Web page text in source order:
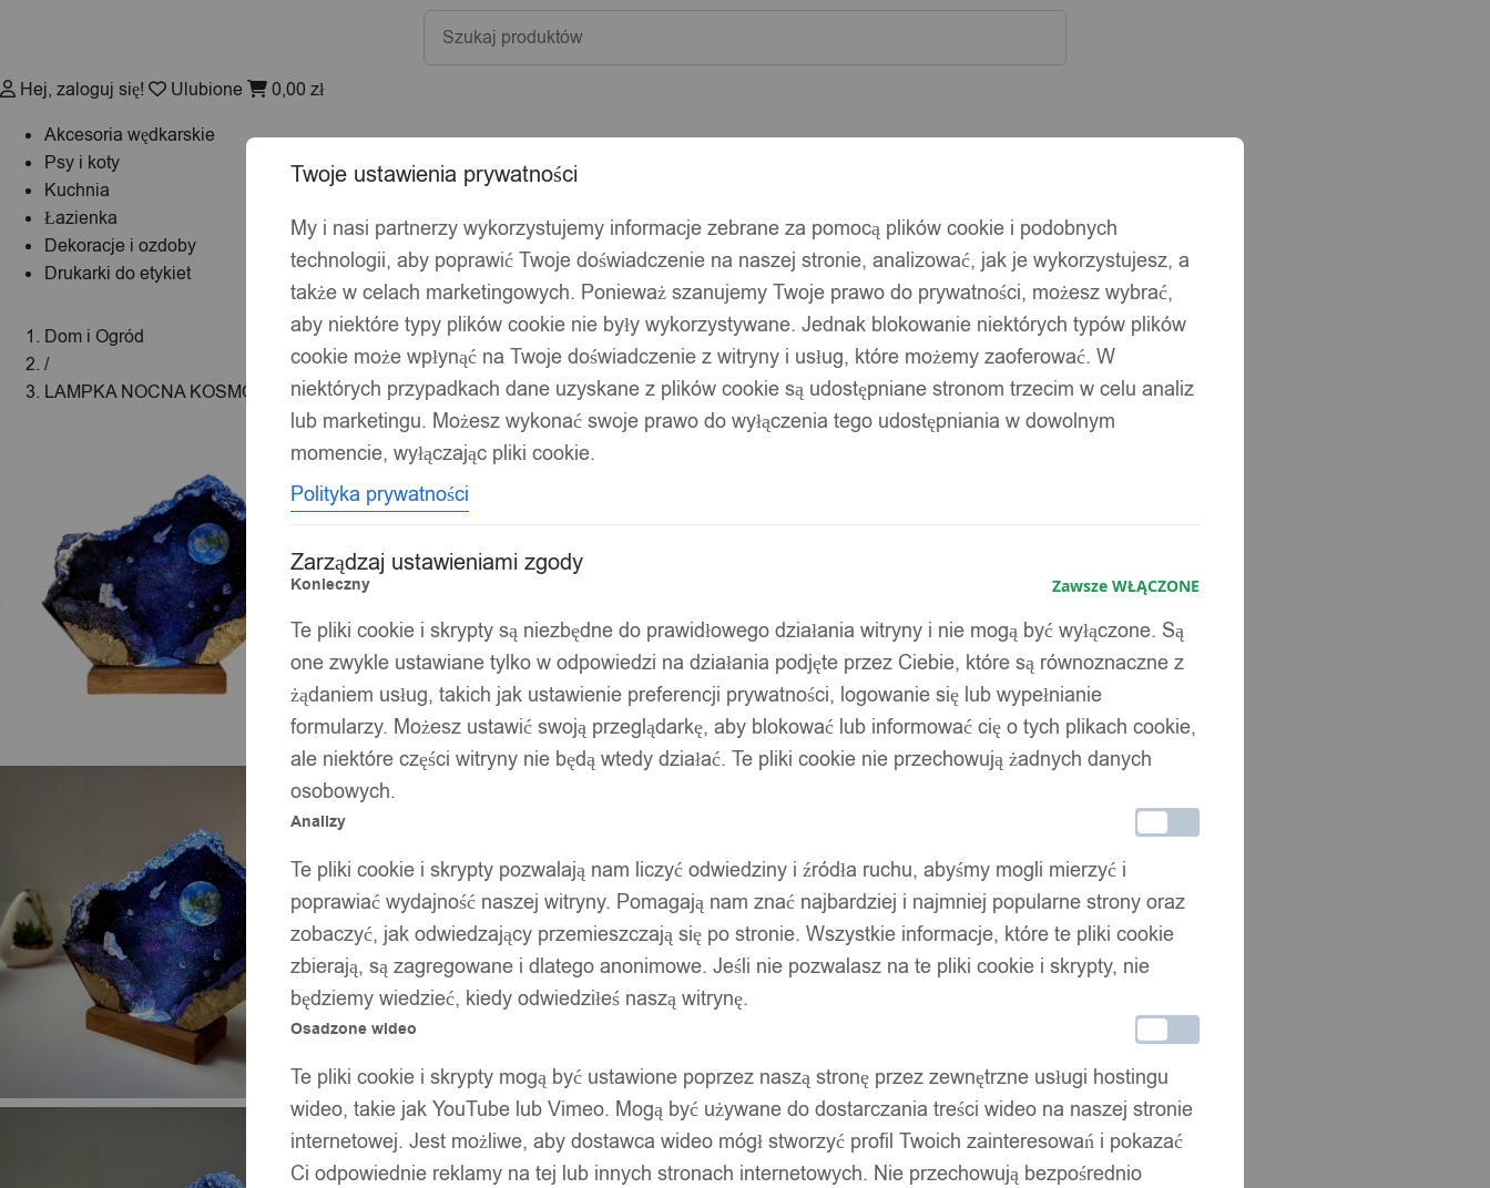
Wyszukiwarka
produktów
Hej, zaloguj się! Ulubione 0,00 zł
Akcesoria wędkarskie
Psy i koty
Kuchnia
Łazienka
Dekoracje i ozdoby
Drukarki do etykiet
Dom i Ogród
/
LAMPKA NOCNA KOSMOS RAKIETA DLA DZIECI DREWNIANA ŻYWICA EPOKSYDOWA PREZENT
Twoje ustawienia prywatności
My i nasi partnerzy wykorzystujemy informacje zebrane za pomocą plików cookie i podobnych
technologii, aby poprawić Twoje doświadczenie na naszej stronie, analizować, jak je wykorzystujesz, a
także w celach marketingowych. Ponieważ szanujemy Twoje prawo do prywatności, możesz wybrać,
aby niektóre typy plików cookie nie były wykorzystywane. Jednak blokowanie niektórych typów plików
cookie może wpłynąć na Twoje doświadczenie z witryny i usług, które możemy zaoferować. W
niektórych przypadkach dane uzyskane z plików cookie są udostępniane stronom trzecim w celu analiz
lub marketingu. Możesz wykonać swoje prawo do wyłączenia tego udostępniania w dowolnym
momencie, wyłączając pliki cookie.
Polityka prywatności
Zarządzaj ustawieniami zgody
Konieczny Zawsze WŁĄCZONE
Te pliki cookie i skrypty są niezbędne do prawidłowego działania witryny i nie mogą być wyłączone. Są
one zwykle ustawiane tylko w odpowiedzi na działania podjęte przez Ciebie, które są równoznaczne z
żądaniem usług, takich jak ustawienie preferencji prywatności, logowanie się lub wypełnianie
formularzy. Możesz ustawić swoją przeglądarkę, aby blokować lub informować cię o tych plikach cookie,
ale niektóre części witryny nie będą wtedy działać. Te pliki cookie nie przechowują żadnych danych
osobowych.
Analizy
Te pliki cookie i skrypty pozwalają nam liczyć odwiedziny i źródła ruchu, abyśmy mogli mierzyć i
poprawiać wydajność naszej witryny. Pomagają nam znać najbardziej i najmniej popularne strony oraz
zobaczyć, jak odwiedzający przemieszczają się po stronie. Wszystkie informacje, które te pliki cookie
zbierają, są zagregowane i dlatego anonimowe. Jeśli nie pozwalasz na te pliki cookie i skrypty, nie
będziemy wiedzieć, kiedy odwiedziłeś naszą witrynę.
Osadzone wideo
Te pliki cookie i skrypty mogą być ustawione poprzez naszą stronę przez zewnętrzne usługi hostingu
wideo, takie jak YouTube lub Vimeo. Mogą być używane do dostarczania treści wideo na naszej stronie
internetowej. Jest możliwe, aby dostawca wideo mógł stworzyć profil Twoich zainteresowań i pokazać
Ci odpowiednie reklamy na tej lub innych stronach internetowych. Nie przechowują bezpośrednio